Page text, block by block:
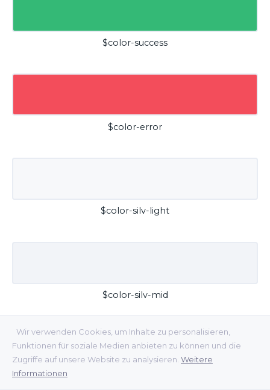
Wir verwenden Cookies, um Inhalte zu personalisieren,
Funktionen für soziale Medien anbieten zu können und die
Zugriffe auf unsere Website zu analysieren. Weitere
Informationen
$color-success
$color-error
$color-silv-light
$color-silv-mid